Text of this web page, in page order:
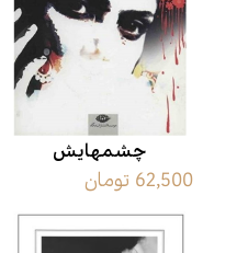
چشمهایش
62,500 تومان